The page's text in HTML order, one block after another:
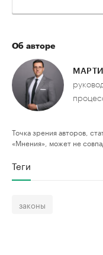
Об авторе
Точка зрения авторов,
«Мнения», может не
Теги
законы